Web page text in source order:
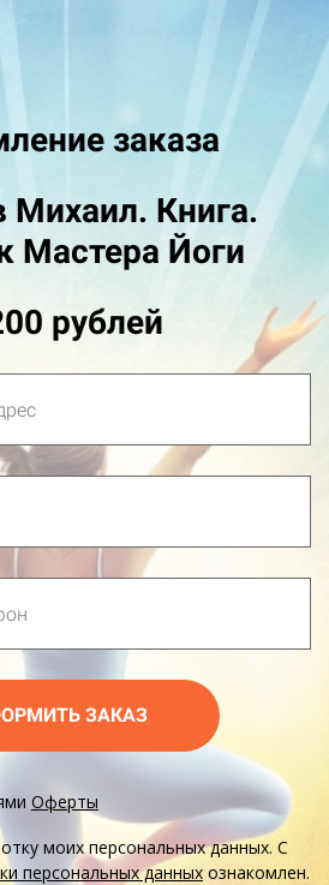
заказа
Михаил. Книга.
Мастера Йоги
рублей
ЗАКАЗ
Оферты
моих персональных данных. С
персональных данных ознакомлен.